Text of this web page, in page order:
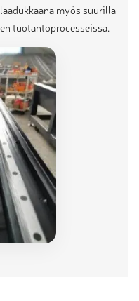
myös suurilla
tuotantoprocesseissa.